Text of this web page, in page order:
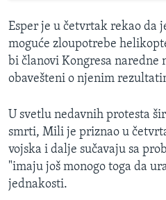
Esper je u četvrtak rekao da
moguće zloupotrebe
bi članovi Kongresa naredne
obavešteni o njenim
U svetlu nedavnih protesta
smrti, Mili je priznao u
vojska i dalje sučavaju sa
"imaju još monogo toga da
jednakosti.